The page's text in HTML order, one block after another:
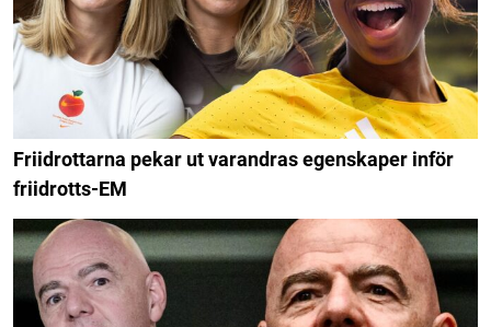
Friidrottarna pekar ut varandras egenskaper inför
friidrotts-EM